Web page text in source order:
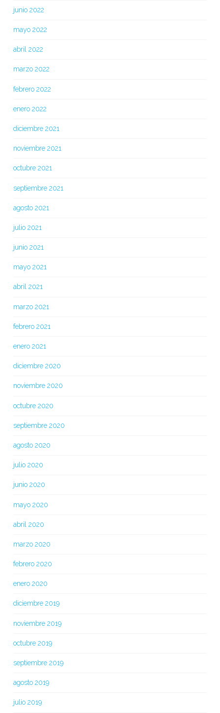
junio 2022
mayo 2022
abril 2022
marzo 2022
febrero 2022
enero 2022
diciembre 2021
noviembre 2021
octubre 2021
septiembre 2021
agosto 2021
julio 2021
junio 2021
mayo 2021
abril 2021
marzo 2021
febrero 2021
enero 2021
diciembre 2020
noviembre 2020
octubre 2020
septiembre 2020
agosto 2020
julio 2020
junio 2020
mayo 2020
abril 2020
marzo 2020
febrero 2020
enero 2020
diciembre 2019
noviembre 2019
octubre 2019
septiembre 2019
agosto 2019
julio 2019